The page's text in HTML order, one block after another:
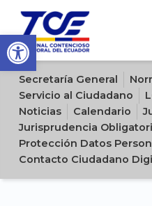
Open toolbar
Sitio oficial del Tribunal Contencioso Electoral del Ecuador
Secretaría General
Servicio al Ciudadano
Noticias
Calendario
Jurisprudencia
Protección Datos
Contacto Ciudadano